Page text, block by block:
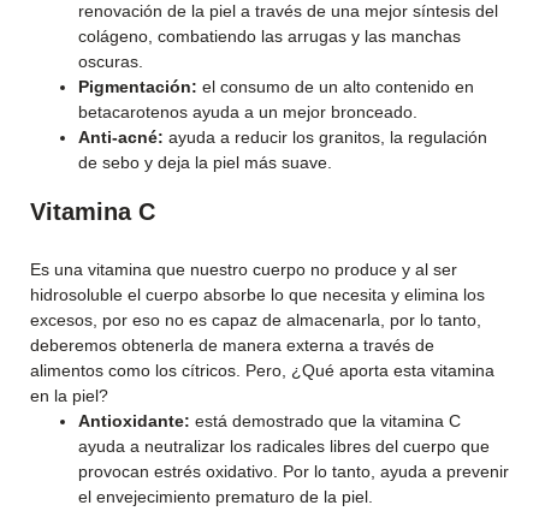
renovación de la piel a través de una mejor síntesis del
colágeno, combatiendo las arrugas y las manchas
oscuras.
Pigmentación: el consumo de un alto contenido en
betacarotenos ayuda a un mejor bronceado.
Anti-acné: ayuda a reducir los granitos, la regulación
de sebo y deja la piel más suave.
Vitamina C
Es una vitamina que nuestro cuerpo no produce y al ser
hidrosoluble el cuerpo absorbe lo que necesita y elimina los
excesos, por eso no es capaz de almacenarla, por lo tanto,
deberemos obtenerla de manera externa a través de
alimentos como los cítricos. Pero, ¿Qué aporta esta vitamina
en la piel?
Antioxidante: está demostrado que la vitamina C
ayuda a neutralizar los radicales libres del cuerpo que
provocan estrés oxidativo. Por lo tanto, ayuda a prevenir
el envejecimiento prematuro de la piel.